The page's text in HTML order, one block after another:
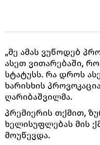
„მე ამას ვუწოდებ
ასეთ ვითარებაში,
სტატუსს. რა დროს
ხარისხის
ღარიბაშვილმა.
პრემიერის თქმით,
ხელისუფლებას მის
მოუწევდა.